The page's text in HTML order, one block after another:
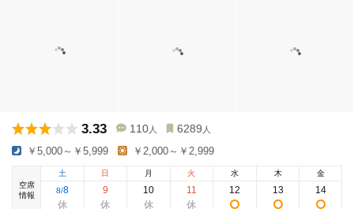
3.33 110 人 6289 人
￥5,000～￥5,999 ￥2,000～￥2,999
空席
情報
土
8/8
日
9
月
10
火
11
水
12
木
13
金
14